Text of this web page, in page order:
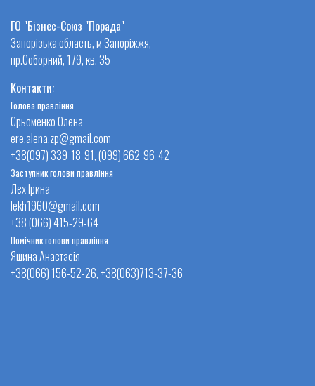
ГО "Бізнес-Союз "Порада"
Запорізька область, м Запоріжжя,
пр.Соборний, 179, кв. 35
Контакти:
Голова правління
Єрьоменко Олена
ere.alena.zp@gmail.com
+38(097) 339-18-91, (099) 662-96-42
Заступник голови правління
Лєх Ірина
lekh1960@gmail.com
+38 (066) 415-29-64
Помічник голови правління
Яшина Анастасія
+38(066) 156-52-26, +38(063)713-37-36